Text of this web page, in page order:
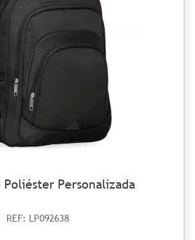
Personalizada
REF: LP092638